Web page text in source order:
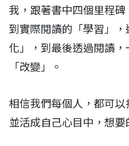
我，跟著書中四個里程碑
到實際閱讀的「學習」
化」，到最後透過閱讀
「改變」。
相信我們每個人，都可以
並活成自己心目中，想要